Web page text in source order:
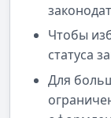
Чтобы
статуса
Для